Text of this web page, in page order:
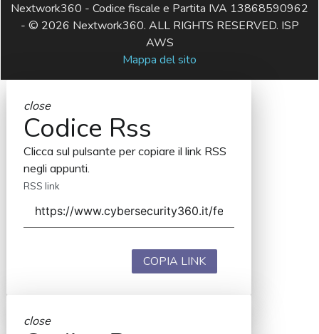
Nextwork360 - Codice fiscale e Partita IVA 13868590962
- © 2026 Nextwork360. ALL RIGHTS RESERVED. ISP
AWS
Mappa del sito
close
Codice Rss
Clicca sul pulsante per copiare il link RSS
negli appunti.
RSS link
COPIA LINK
close